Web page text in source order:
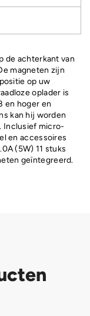
de achterkant van
magneten zijn
op uw
oplader is
en hoger en
kan hij worden
Inclusief micro-
en accessoires
(5W) 11 stuks
geïntegreerd.